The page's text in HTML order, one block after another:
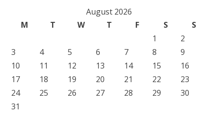
August 2026
M
T W T F S
S
1
2
3
4 5 6 7 8
9
10
11 12 13 14 15
16
17
18 19 20 21 22
23
24
25 26 27 28 29
30
31